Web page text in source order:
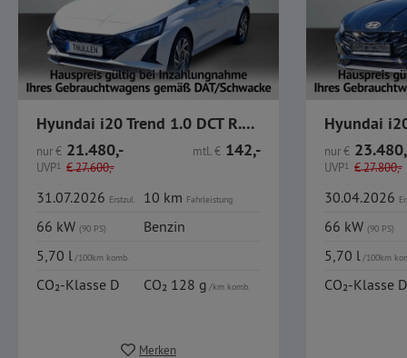
Hyundai i20 Trend 1.0 DCT R.Kamera Navi Sitzheizung
nur€ 21.480,-
UVP1 €27.600,-
mtl.€ 142,-
31.07.2026 Erstzul. 10 km Fahrleistung
66 kW (90 PS)
Benzin
5,70 l/100km komb.
CO₂-Klasse D CO₂ 128 g/km komb.
Merken
nur€
UVP1 €27.800,-
30.04.2026
66 kW (90 PS)
5,70 l/100km
CO₂-Klasse D